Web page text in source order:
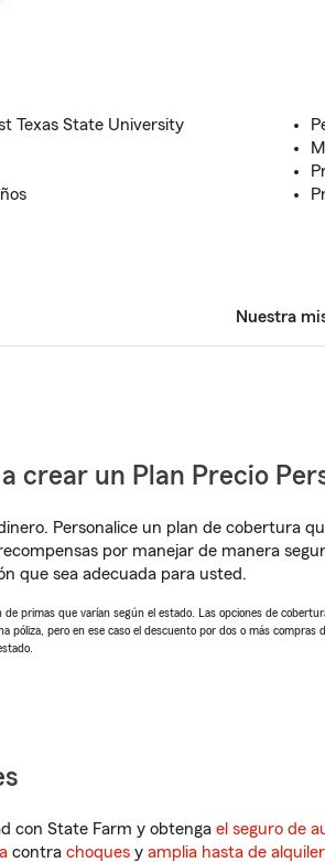
Texas State University
Nuestra
crear un Plan Precio
Personalice un plan de cobertura
por manejar de manera
que sea adecuada para usted.
primas que varían según el estado. Las opciones de
póliza, pero en ese caso el descuento por dos o más
con State Farm y obtenga el seguro de
contra choques y amplia hasta de alquiler